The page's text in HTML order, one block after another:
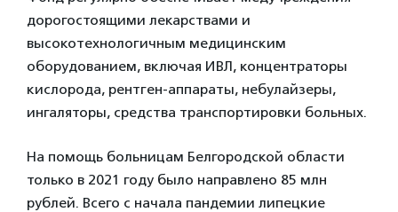
дорогостоящими лекарствами и
высокотехнологичным медицинским
оборудованием, включая ИВЛ, концентраторы
кислорода, рентген-аппараты, небулайзеры,
ингаляторы, средства транспортировки больных.
На помощь больницам Белгородской области
только в 2021 году было направлено 85 млн
рублей. Всего с начала пандемии липецкие